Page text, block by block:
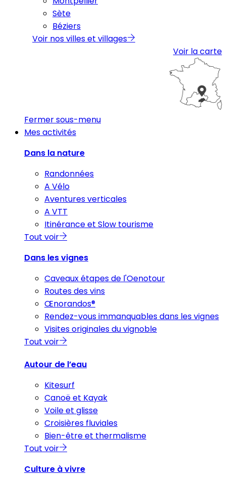
Sète
Béziers
Voir nos villes et villages
Voir la carte
Fermer sous-menu
Mes activités
Dans la nature
Randonnées
A Vélo
Aventures verticales
A VTT
Itinérance et Slow tourisme
Tout voir
Dans les vignes
Caveaux étapes de l'Oenotour
Routes des vins
Œnorandos®
Rendez-vous immanquables dans les vignes
Visites originales du vignoble
Tout voir
Autour de l’eau
Kitesurf
Canoë et Kayak
Voile et glisse
Croisières fluviales
Bien-être et thermalisme
Tout voir
Culture à vivre